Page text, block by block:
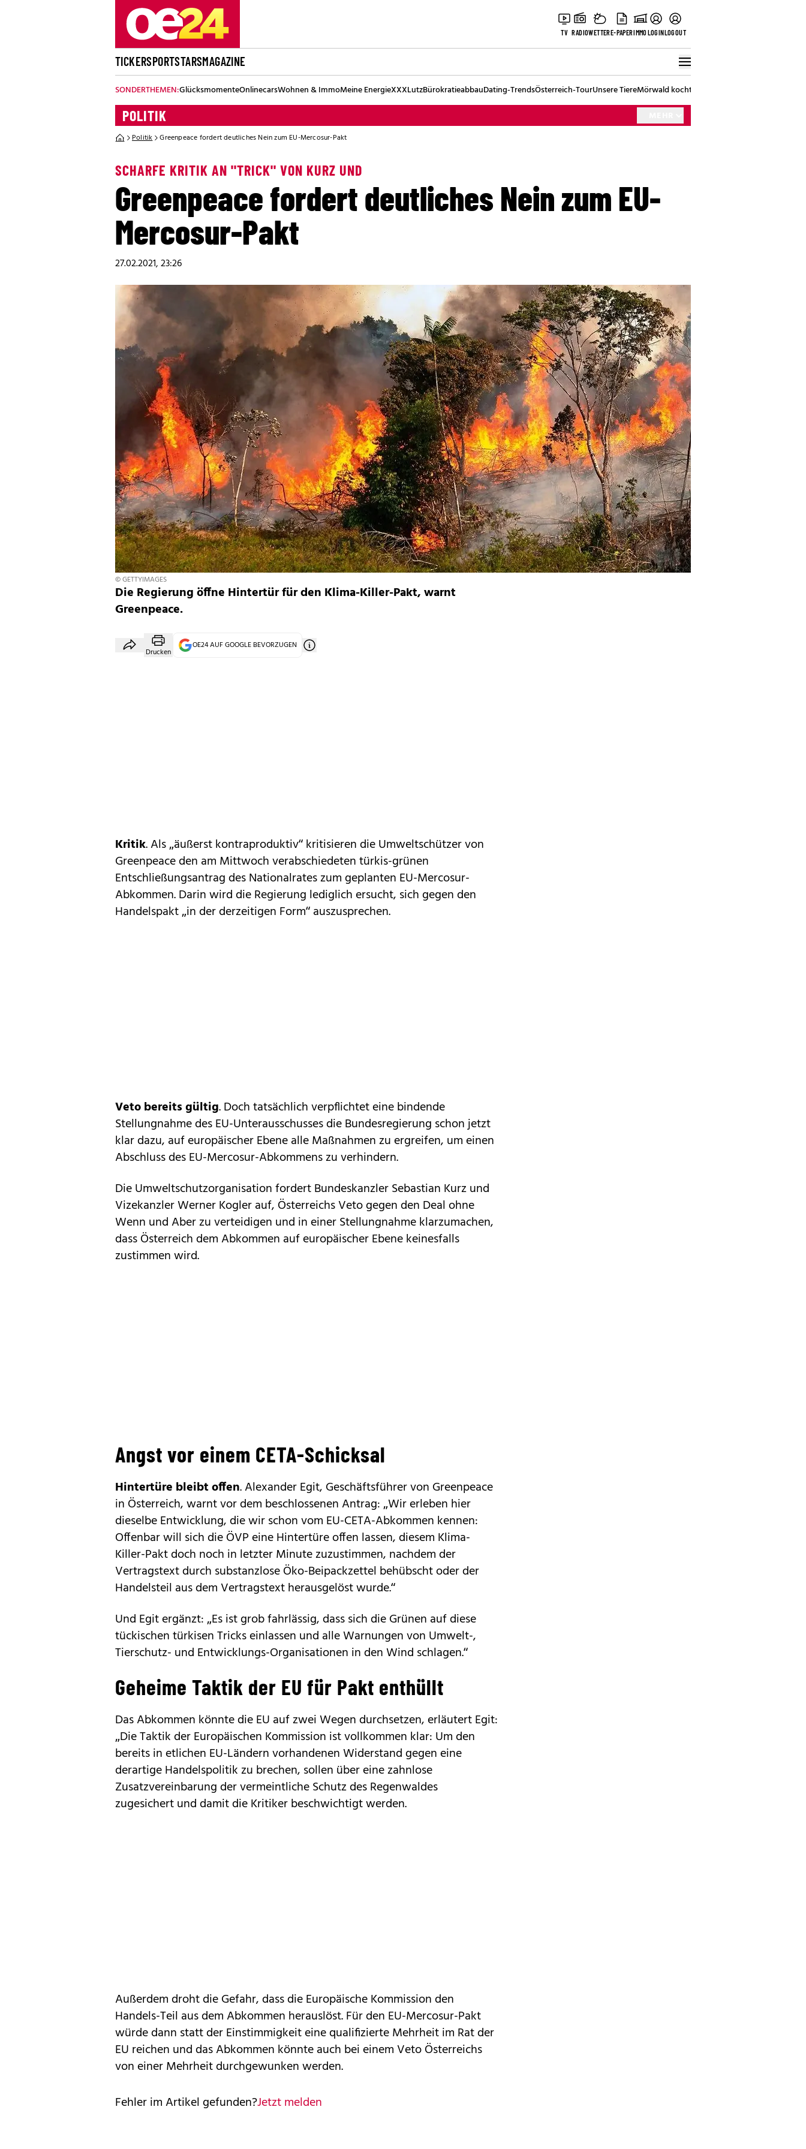
TV RADIOWETTERE-PAPERIMMOLOGINLOGOUT
TICKERSPORTSTARSMAGAZINE
SONDERTHEMEN:GlücksmomenteOnlinecarsWohnen & ImmoMeine EnergieXXXLutzBürokratieabbauDating-TrendsÖsterreich-TourUnsere TiereMörwald kocht
POLITIK
Politik Greenpeace fordert deutliches Nein zum EU-Mercosur-Pakt
SCHARFE KRITIK AN ''TRICK'' VON KURZ UND
Greenpeace fordert deutliches Nein zum EU-
Mercosur-Pakt
27.02.2021, 23:26
© GETTYIMAGES
Die Regierung öffne Hintertür für den Klima-Killer-Pakt, warnt
Greenpeace.
Drucken
OE24 AUF GOOGLE BEVORZUGEN
Kritik. Als „äußerst kontraproduktiv“ kritisieren die Umweltschützer von
Greenpeace den am Mittwoch verabschiedeten türkis-grünen
Entschließungsantrag des Nationalrates zum geplanten EU-Mercosur-
Abkommen. Darin wird die Regierung lediglich ersucht, sich gegen den
Handelspakt „in der derzeitigen Form“ auszusprechen.
Veto bereits gültig. Doch tatsächlich verpflichtet eine bindende
Stellungnahme des EU-Unterausschusses die Bundesregierung schon jetzt
klar dazu, auf europäischer Ebene alle Maßnahmen zu ergreifen, um einen
Abschluss des EU-Mercosur-Abkommens zu verhindern.
Die Umweltschutzorganisation fordert Bundeskanzler Sebastian Kurz und
Vizekanzler Werner Kogler auf, Österreichs Veto gegen den Deal ohne
Wenn und Aber zu verteidigen und in einer Stellungnahme klarzumachen,
dass Österreich dem Abkommen auf europäischer Ebene keinesfalls
zustimmen wird.
Angst vor einem CETA-Schicksal
Hintertüre bleibt offen. Alexander Egit, Geschäftsführer von Greenpeace
in Österreich, warnt vor dem beschlossenen Antrag: „Wir erleben hier
dieselbe Entwicklung, die wir schon vom EU-CETA-Abkommen kennen:
Offenbar will sich die ÖVP eine Hintertüre offen lassen, diesem Klima-
Killer-Pakt doch noch in letzter Minute zuzustimmen, nachdem der
Vertragstext durch substanzlose Öko-Beipackzettel behübscht oder der
Handelsteil aus dem Vertragstext herausgelöst wurde.“
Und Egit ergänzt: „Es ist grob fahrlässig, dass sich die Grünen auf diese
tückischen türkisen Tricks einlassen und alle Warnungen von Umwelt-,
Tierschutz- und Entwicklungs-Organisationen in den Wind schlagen.“
Geheime Taktik der EU für Pakt enthüllt
Das Abkommen könnte die EU auf zwei Wegen durchsetzen, erläutert Egit:
„Die Taktik der Europäischen Kommission ist vollkommen klar: Um den
bereits in etlichen EU-Ländern vorhandenen Widerstand gegen eine
derartige Handelspolitik zu brechen, sollen über eine zahnlose
Zusatzvereinbarung der vermeintliche Schutz des Regenwaldes
zugesichert und damit die Kritiker beschwichtigt werden.
Außerdem droht die Gefahr, dass die Europäische Kommission den
Handels-Teil aus dem Abkommen herauslöst. Für den EU-Mercosur-Pakt
würde dann statt der Einstimmigkeit eine qualifizierte Mehrheit im Rat der
EU reichen und das Abkommen könnte auch bei einem Veto Österreichs
von einer Mehrheit durchgewunken werden.
Fehler im Artikel gefunden?Jetzt melden